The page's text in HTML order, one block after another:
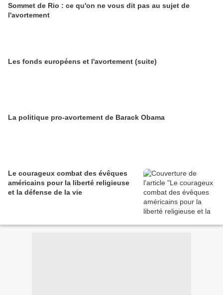
Sommet de Rio : ce qu'on ne vous dit pas au sujet de
l'avortement
Les fonds européens et l'avortement (suite)
La politique pro-avortement de Barack Obama
Le courageux combat des évêques
américains pour la liberté religieuse
et la défense de la vie